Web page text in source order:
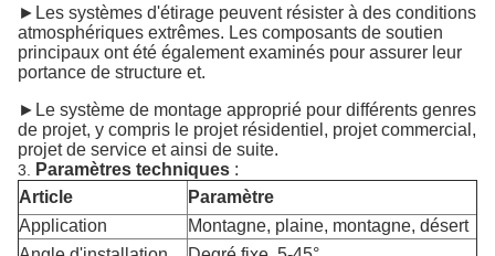
►Les systèmes d'étirage peuvent résister à des conditions
atmosphériques extrêmes. Les composants de soutien
principaux ont été également examinés pour assurer leur
portance de structure et.
►Le système de montage approprié pour différents genres
de projet, y compris le projet résidentiel, projet commercial,
projet de service et ainsi de suite.
3. Paramètres techniques :
Article
Paramètre
Application
Montagne, plaine, montagne, désert